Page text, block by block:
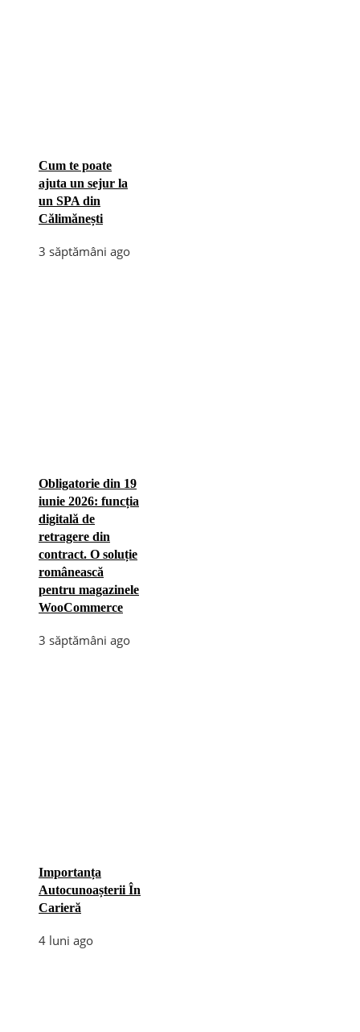
Cum te poate
ajuta un sejur la
un SPA din
Călimănești
3 săptămâni ago
Obligatorie din 19
iunie 2026: funcția
digitală de
retragere din
contract. O soluție
românească
pentru magazinele
WooCommerce
3 săptămâni ago
Importanța
Autocunoașterii În
Carieră
4 luni ago